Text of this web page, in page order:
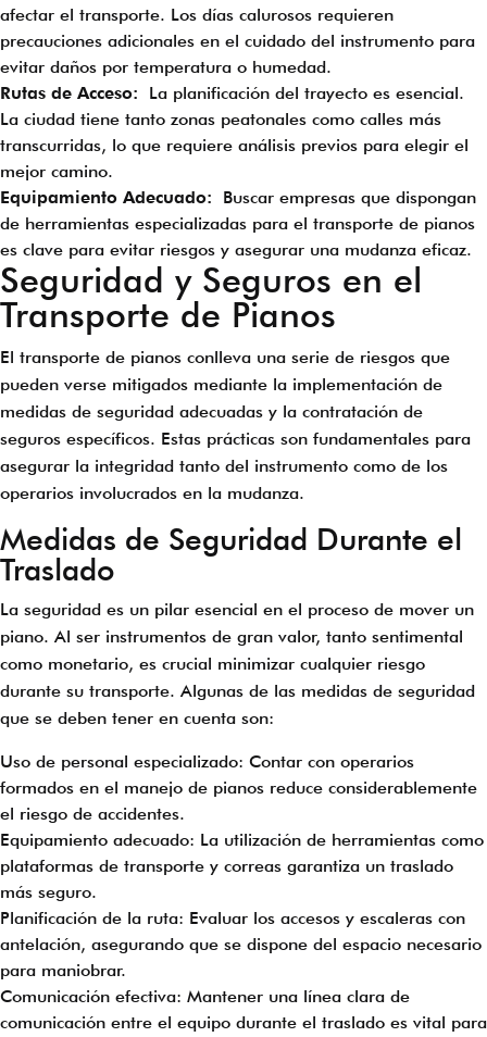
afectar el transporte. Los días calurosos requieren
precauciones adicionales en el cuidado del instrumento para
evitar daños por temperatura o humedad.
Rutas de Acceso: La planificación del trayecto es esencial.
La ciudad tiene tanto zonas peatonales como calles más
transcurridas, lo que requiere análisis previos para elegir el
mejor camino.
Equipamiento Adecuado: Buscar empresas que dispongan
de herramientas especializadas para el transporte de pianos
es clave para evitar riesgos y asegurar una mudanza eficaz.
Seguridad y Seguros en el
Transporte de Pianos
El transporte de pianos conlleva una serie de riesgos que
pueden verse mitigados mediante la implementación de
medidas de seguridad adecuadas y la contratación de
seguros específicos. Estas prácticas son fundamentales para
asegurar la integridad tanto del instrumento como de los
operarios involucrados en la mudanza.
Medidas de Seguridad Durante el
Traslado
La seguridad es un pilar esencial en el proceso de mover un
piano. Al ser instrumentos de gran valor, tanto sentimental
como monetario, es crucial minimizar cualquier riesgo
durante su transporte. Algunas de las medidas de seguridad
que se deben tener en cuenta son:
Uso de personal especializado: Contar con operarios
formados en el manejo de pianos reduce considerablemente
el riesgo de accidentes.
Equipamiento adecuado: La utilización de herramientas como
plataformas de transporte y correas garantiza un traslado
más seguro.
Planificación de la ruta: Evaluar los accesos y escaleras con
antelación, asegurando que se dispone del espacio necesario
para maniobrar.
Comunicación efectiva: Mantener una línea clara de
comunicación entre el equipo durante el traslado es vital para